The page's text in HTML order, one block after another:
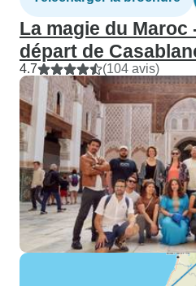
La magie du Maroc
départ de
4.7 (104 avis)